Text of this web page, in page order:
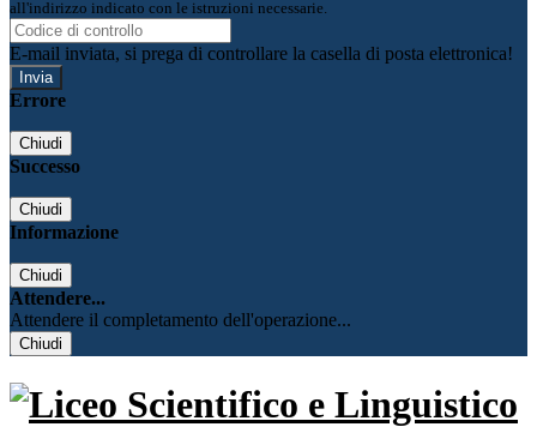
all'indirizzo indicato con le istruzioni necessarie.
E-mail inviata, si prega di controllare la casella di posta elettronica!
Errore
Chiudi
Successo
Chiudi
Informazione
Chiudi
Attendere...
Attendere il completamento dell'operazione...
Chiudi